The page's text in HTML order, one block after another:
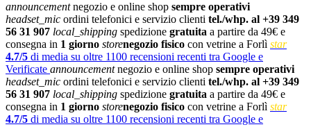
announcementnegozio e online shop sempre operativi
headset_mic ordini telefonici e servizio clienti tel./whp. al +39 349
56 31 907 local_shipping spedizione gratuita a partire da 49€ e
consegna in 1 giorno storenegozio fisico con vetrine a Forlì star
4.7/5 di media su oltre 1100 recensioni recenti tra Google e
Verificate announcementnegozio e online shop sempre operativi
headset_mic ordini telefonici e servizio clienti tel./whp. al +39 349
56 31 907 local_shipping spedizione gratuita a partire da 49€ e
consegna in 1 giorno storenegozio fisico con vetrine a Forlì star
4.7/5 di media su oltre 1100 recensioni recenti tra Google e